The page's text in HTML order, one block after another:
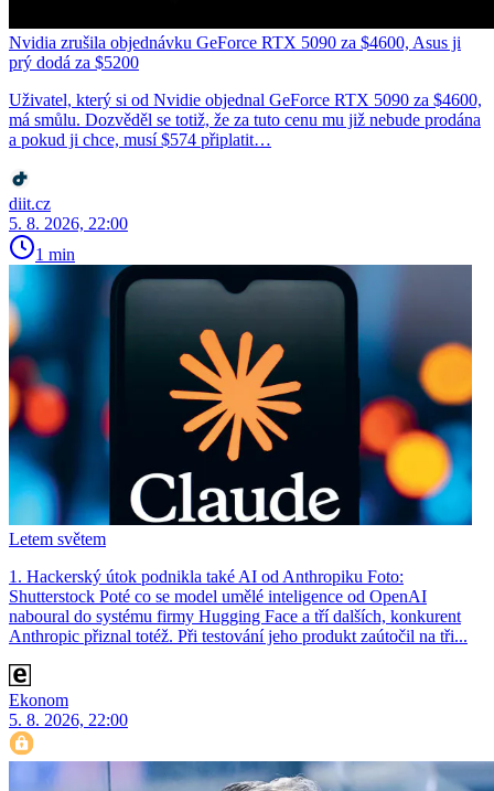
Nvidia zrušila objednávku GeForce RTX 5090 za $4600, Asus ji
prý dodá za $5200
Uživatel, který si od Nvidie objednal GeForce RTX 5090 za $4600,
má smůlu. Dozvěděl se totiž, že za tuto cenu mu již nebude prodána
a pokud ji chce, musí $574 připlatit…
diit.cz
5. 8. 2026, 22:00
1 min
Letem světem
1. Hackerský útok podnikla také AI od Anthropiku Foto:
Shutterstock Poté co se model umělé inteligence od OpenAI
naboural do systému firmy Hugging Face a tří dalších, konkurent
Anthro­pic přiznal totéž. Při testování jeho produkt zaútočil na tři...
Ekonom
5. 8. 2026, 22:00